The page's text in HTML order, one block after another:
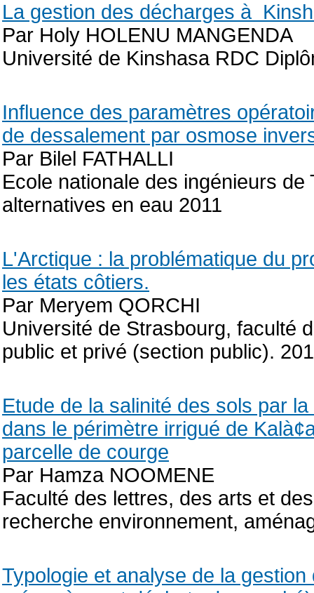
La gestion des décharges à
Par Holy HOLENU MANGENDA
Université de Kinshasa RDC
Influence des paramètres
de dessalement par osmose
Par Bilel FATHALLI
Ecole nationale des ingénieurs
alternatives en eau 2011
L'Arctique : la problématique du
les états côtiers.
Par Meryem QORCHI
Université de Strasbourg, faculté
public et privé (section public).
Etude de la salinité des sols par
dans le périmètre irrigué de
parcelle de courge
Par Hamza NOOMENE
Faculté des lettres, des arts et
recherche environnement,
Typologie et analyse de la